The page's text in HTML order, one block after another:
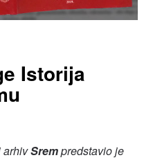
Istorija
arhivSrempredstavio je